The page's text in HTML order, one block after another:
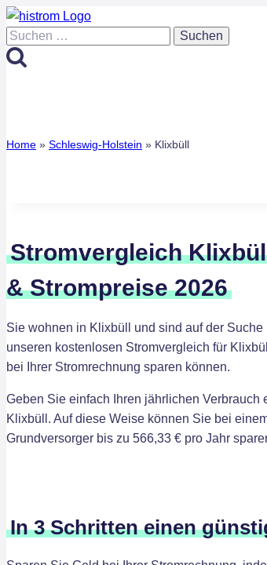
Zum
Inhalt
springen
Suchen
nach:
Home » Schleswig-Holstein » Klixbüll
Stromvergleich
& Strompreise 2026
Sie wohnen in Klixbüll und sind auf der
unseren kostenlosen Stromvergleich für
bei Ihrer Stromrechnung sparen können.
Geben Sie einfach Ihren jährlichen
Klixbüll. Auf diese Weise können Sie bei
Grundversorger bis zu 566,33 € pro Jahr
In 3 Schritten einen